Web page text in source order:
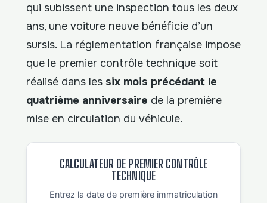
qui subissent une inspection tous les deux
ans, une voiture neuve bénéficie d’un
sursis. La réglementation française impose
que le premier contrôle technique soit
réalisé dans les six mois précédant le
quatrième anniversaire de la première
mise en circulation du véhicule.
CALCULATEUR DE PREMIER CONTRÔLE
TECHNIQUE
Entrez la date de première immatriculation